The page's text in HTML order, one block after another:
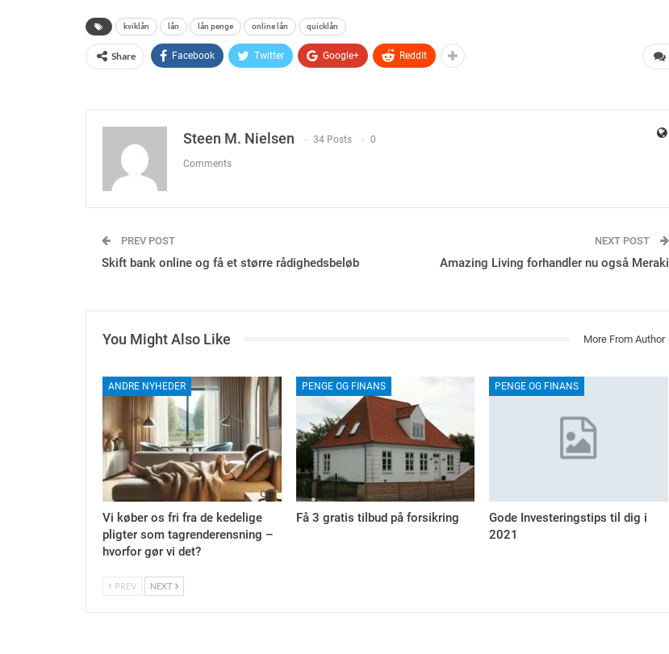
kviklån lån lån penge online lån quicklån
Share Facebook Twitter Google+ ReddIt
Steen M. Nielsen 34 Posts 0
Comments
PREV POST
Skift bank online og få et større rådighedsbeløb
NEXT POST
Amazing Living forhandler nu også Meraki
You Might Also Like More From Author
ANDRE NYHEDER
Vi køber os fri fra de kedelige
pligter som tagrenderensning –
hvorfor gør vi det?
PENGE OG FINANS
Få 3 gratis tilbud på forsikring
PENGE OG FINANS
Gode Investeringstips til dig i
2021
PREV NEXT